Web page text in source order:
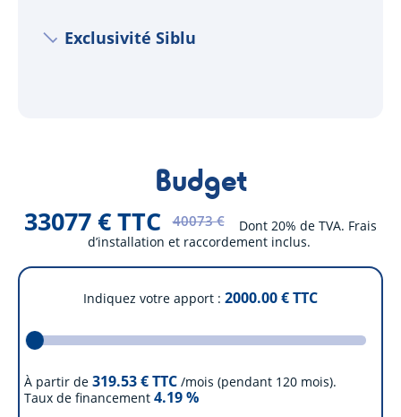
Exclusivité Siblu
Budget
33077 € TTC 40073 €
Dont 20% de TVA. Frais
d’installation et raccordement inclus.
Indiquez votre apport 2000.00€ TTC
À partir de 319.53€ TTC /mois (pendant 120 mois).
Taux de financement 4.19%